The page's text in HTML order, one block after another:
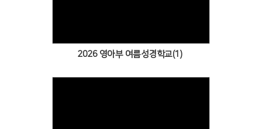
2026 영아부 여름성경학교(1)